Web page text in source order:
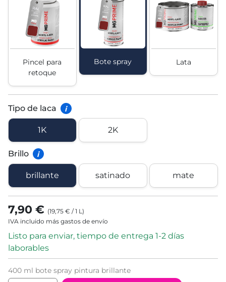
Pincel para
retoque
Bote spray Lata
Tipo de laca i
1K 2K
Brillo i
brillante satinado mate
7,90 € (19,75 € /1 L )
IVA incluido más gastos de envío
Listo para enviar, tiempo de entrega 1-2 días
laborables
400 ml bote spray pintura brillante